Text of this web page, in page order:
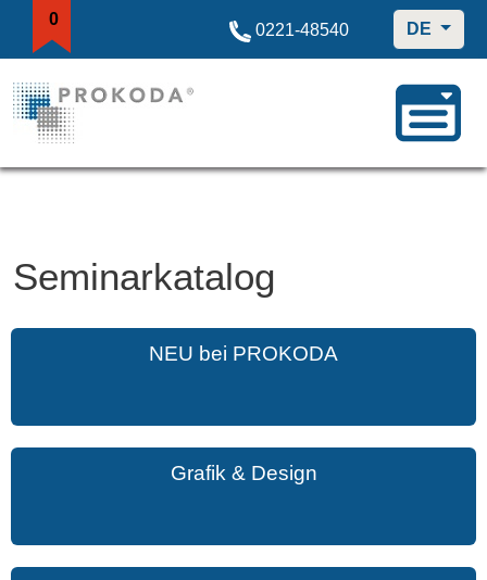
0
0221-48540 DE
Seminarkatalog
NEU bei PROKODA
Grafik & Design